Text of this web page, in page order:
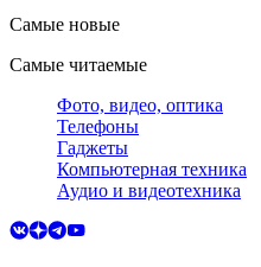
Самые новые
Самые читаемые
Фото, видео, оптика
Телефоны
Гаджеты
Компьютерная техника
Аудио и видеотехника